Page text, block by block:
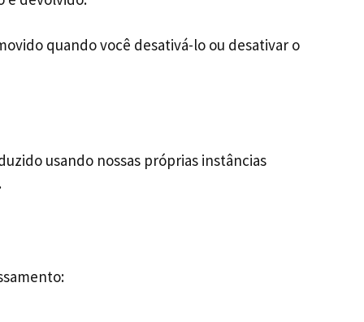
quando você desativá-lo ou desativar o
usando nossas próprias instâncias